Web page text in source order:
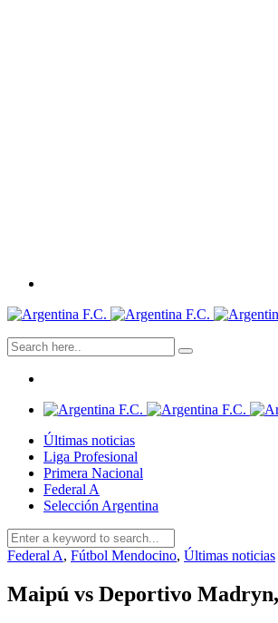
Últimas noticias
Liga Profesional
Primera Nacional
Federal A
Selección Argentina
Federal A, Fútbol Mendocino, Últimas noticias
Maipú vs Deportivo